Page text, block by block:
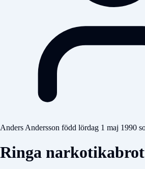
Anders Andersson född lördag 1 maj 1990
Ringa